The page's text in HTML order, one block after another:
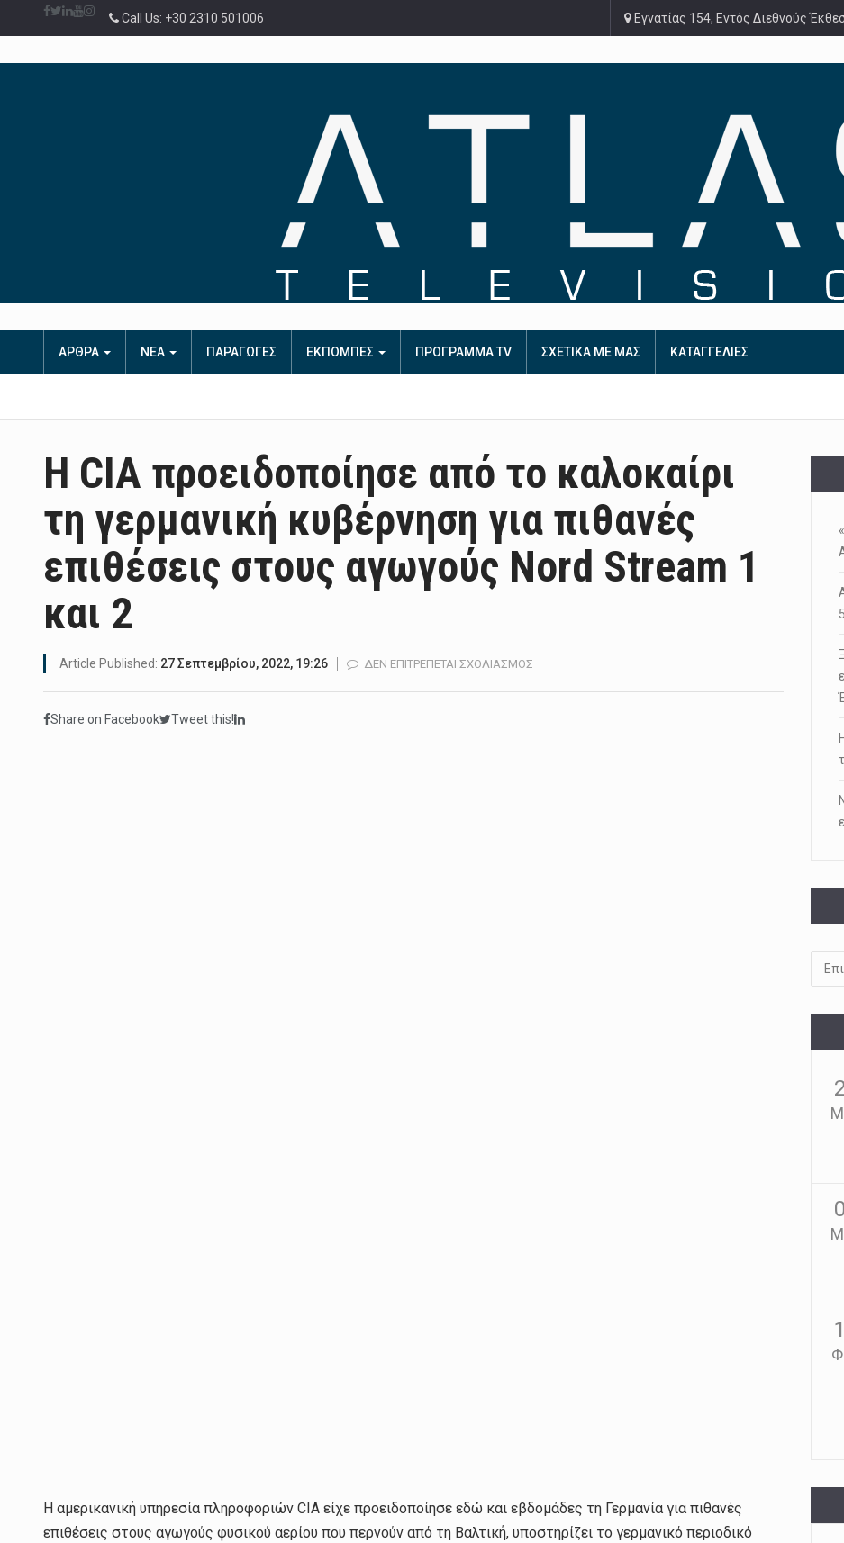
Call Us: +30 2310 501006 Εγνατίας 154, Εντός Διεθνούς
ΑΡΘΡΑ ΝΕΑ ΠΑΡΑΓΩΓΕΣ ΕΚΠΟΜΠΕΣ ΠΡΟΓΡΑΜΜΑ TV ΣΧΕΤΙΚΑ ΜΕ ΜΑΣ ΚΑΤΑΓΓΕΛΙΕΣ
Η CIA προειδοποίησε από το καλοκαίρι
τη γερμανική κυβέρνηση για πιθανές
επιθέσεις στους αγωγούς Nord Stream 1
και 2
Article Published: 27 Σεπτεμβρίου, 2022, 19:26 ΔΕΝ ΕΠΙΤΡΈΠΕΤΑΙ ΣΧΟΛΙΑΣΜΌΣ
Share on Facebook Tweet this!
Η αμερικανική υπηρεσία πληροφοριών CIA είχε προειδοποίησε εδώ και εβδομάδες τη Γερμανία για πιθανές
επιθέσεις στους αγωγούς φυσικού αερίου που περνούν από τη Βαλτική, υποστηρίζει το γερμανικό περιοδικό